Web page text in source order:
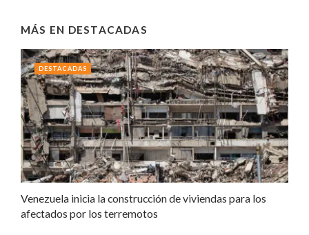
MÁS EN DESTACADAS
Venezuela inicia la construcción de viviendas para los
afectados por los terremotos
DESTACADAS